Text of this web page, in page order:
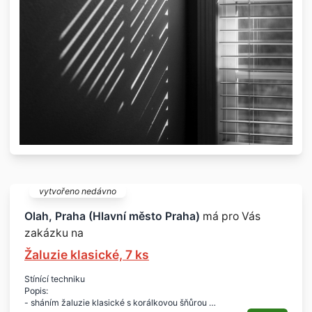
vytvořeno nedávno
Olah, Praha (Hlavní město Praha) má pro Vás
zakázku na
Žaluzie klasické, 7 ks
Stínící techniku
Popis:
- sháním žaluzie klasické s korálkovou šňůrou